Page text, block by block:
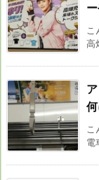
こ
高
こ
電